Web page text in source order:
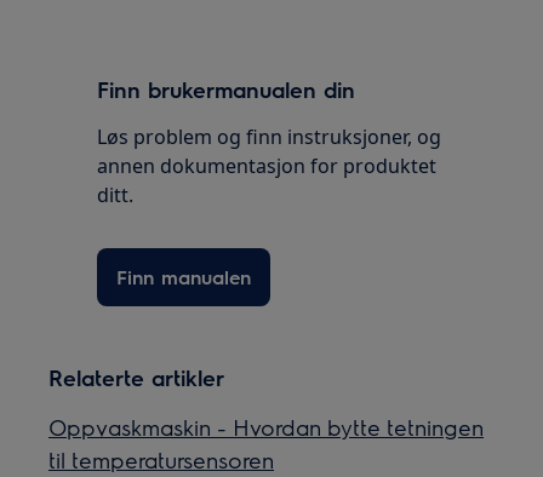
Finn brukermanualen din
Løs problem og finn instruksjoner, og
annen dokumentasjon for produktet
ditt.
Finn manualen
Relaterte artikler
Oppvaskmaskin - Hvordan bytte tetningen
til temperatursensoren